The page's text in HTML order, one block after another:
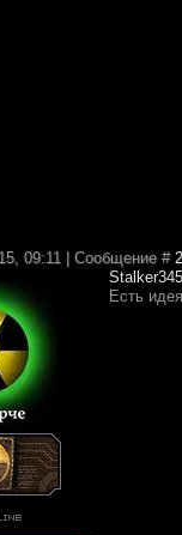
09:11 | Сообщение # 2
Есть